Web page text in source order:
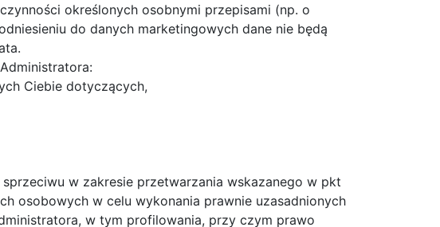
określonych osobnymi przepisami (np. o
do danych marketingowych dane nie będą
Ciebie dotyczących,
sprzeciwu w zakresie przetwarzania wskazanego w pkt
osobowych w celu wykonania prawnie uzasadnionych
w tym profilowania, przy czym prawo